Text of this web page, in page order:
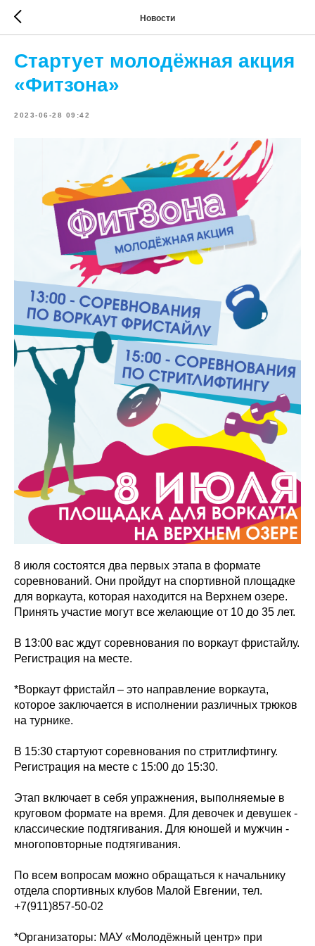
Новости
Стартует молодёжная акция
«Фитзона»
2023-06-28 09:42
8 июля состоятся два первых этапа в формате
соревнований. Они пройдут на спортивной площадке
для воркаута, которая находится на Верхнем озере.
Принять участие могут все желающие от 10 до 35 лет.
В 13:00 вас ждут соревнования по воркаут фристайлу.
Регистрация на месте.
*Воркаут фристайл – это направление воркаута,
которое заключается в исполнении различных трюков
на турнике.
В 15:30 стартуют соревнования по стритлифтингу.
Регистрация на месте с 15:00 до 15:30.
Этап включает в себя упражнения, выполняемые в
круговом формате на время. Для девочек и девушек -
классические подтягивания. Для юношей и мужчин -
многоповторные подтягивания.
По всем вопросам можно обращаться к начальнику
отдела спортивных клубов Малой Евгении, тел.
+7(911)857-50-02
*Организаторы: МАУ «Молодёжный центр» при